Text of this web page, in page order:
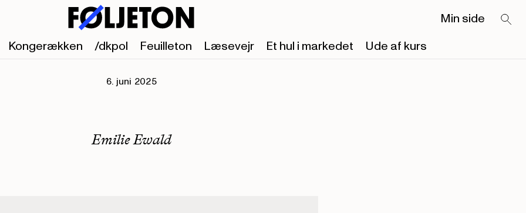
Kongerækken /dkpol Feuilleton Læsevejr Et hul i markedet Ude af kurs
Min side
6. juni 2025
Emilie Ewald